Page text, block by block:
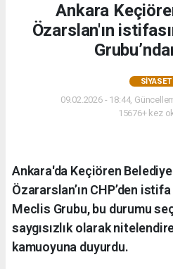
Ankara
Özarslan'ın
SIYASET
09.02.2026 - 18:44,
15676+ kez
Ankara'da Keçiören
Özararslan’ın CHP’den
Meclis Grubu, bu durumu
saygısızlık olarak
kamuoyuna duyurdu.